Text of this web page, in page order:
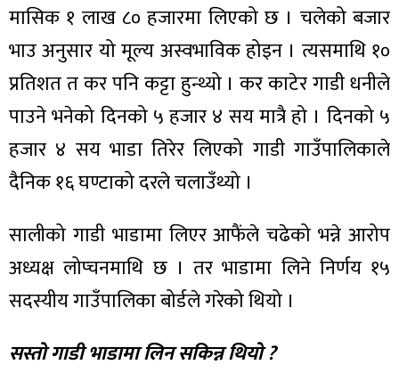
मासिक १ लाख ८० हजारमा लिएको छ । चलेको बजार
भाउ अनुसार यो मूल्य अस्वभाविक होइन । त्यसमाथि १०
प्रतिशत त कर पनि कट्टा हुन्थ्यो । कर काटेर गाडी धनीले
पाउने भनेको दिनको ५ हजार ४ सय मात्रै हो । दिनको ५
हजार ४ सय भाडा तिरेर लिएको गाडी गाउँपालिकाले
दैनिक १६ घण्टाको दरले चलाउँथ्यो ।
सालीको गाडी भाडामा लिएर आफैंले चढेको भन्ने आरोप
अध्यक्ष लोप्चनमाथि छ । तर भाडामा लिने निर्णय १५
सदस्यीय गाउँपालिका बोर्डले गरेको थियो ।
सस्तो गाडी भाडामा लिन सकिन्न थियो ?